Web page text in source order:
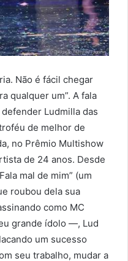
Não é fácil chegar
qualquer um”. A fala
Ludmilla das
de melhor de
no Prêmio Multishow
de 24 anos. Desde
mal de mim” (um
roubou dela sua
como MC
grande ídolo —, Lud
um sucesso
seu trabalho, mudar a